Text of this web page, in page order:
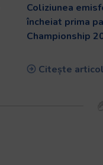
Coliziunea
încheiat prima
Championship
Citește